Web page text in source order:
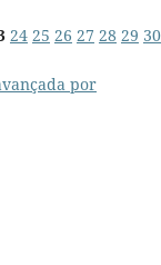
24 25 26 27 28 29 30
por